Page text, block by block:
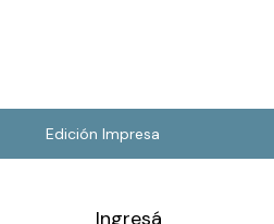
Edición Impresa
Ingresá